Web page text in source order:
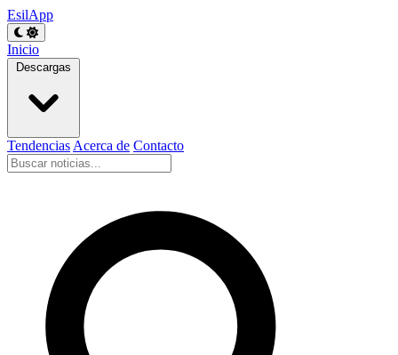
EsilApp
Inicio
Descargas
Tendencias Acerca de Contacto